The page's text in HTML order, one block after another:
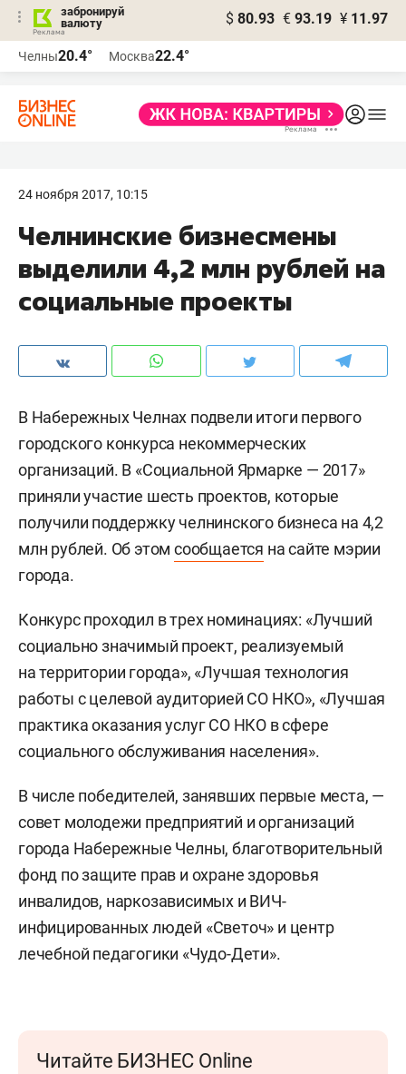
забронируй
валюту
$ 80.93 € 93.19 ¥ 11.97
Челны20.4° Москва22.4°
24 ноября 2017, 10:15
Челнинские бизнесмены
выделили 4,2 млн рублей на
социальные проекты
В Набережных Челнах подвели итоги первого
городского конкурса некоммерческих
организаций. В «Социальной Ярмарке — 2017»
приняли участие шесть проектов, которые
получили поддержку челнинского бизнеса на 4,2
млн рублей. Об этомсообщается на сайте мэрии
города.
Конкурс проходил в трех номинациях: «Лучший
социально значимый проект, реализуемый
на территории города», «Лучшая технология
работы с целевой аудиторией СО НКО», «Лучшая
практика оказания услуг СО НКО в сфере
социального обслуживания населения».
В числе победителей, занявших первые места, —
совет молодежи предприятий и организаций
города Набережные Челны, благотворительный
фонд по защите прав и охране здоровья
инвалидов, наркозависимых и ВИЧ-
инфицированных людей «Светоч» и центр
лечебной педагогики «Чудо-Дети».
Читайте БИЗНЕС Online